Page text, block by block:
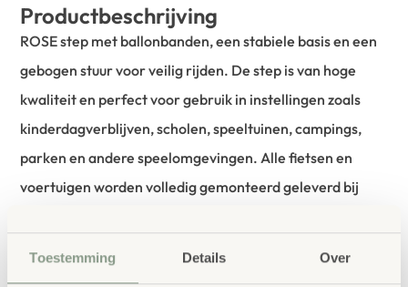
Toestemming Details Over
Productbeschrijving
ROSE step met ballonbanden, een stabiele basis en een
gebogen stuur voor veilig rijden. De step is van hoge
kwaliteit en perfect voor gebruik in instellingen zoals
kinderdagverblijven, scholen, speeltuinen, campings,
parken en andere speelomgevingen. Alle fietsen en
voertuigen worden volledig gemonteerd geleverd bij
Vertrouwdbestellen bij School